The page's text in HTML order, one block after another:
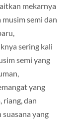
mekarnya
semi dan
sering kali
semi yang
yang
riang, dan
yang